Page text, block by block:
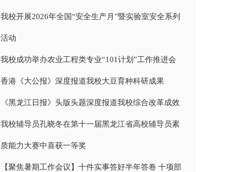
我校开展2026年全国“安全生产月”暨实验室安全系列
活动
我校成功举办农业工程类专业“101计划”工作推进会
香港《大公报》深度报道我校大豆育种科研成果
《黑龙江日报》头版头题深度报道我校综合改革成效
我校辅导员孔晓冬在第十一届黑龙江省高校辅导员素
质能力大赛中喜获一等奖
【聚焦暑期工作会议】十件实事答好半年答卷 十项部